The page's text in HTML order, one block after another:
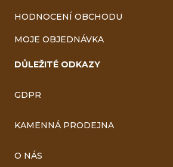
HODNOCENÍ OBCHODU
MOJE OBJEDNÁVKA
DŮLEŽITÉ ODKAZY
GDPR
KAMENNÁ PRODEJNA
O NÁS